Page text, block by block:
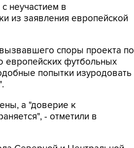
неучастием в
из заявления европейской
споры проекта по
европейских футбольных
попытки изуродовать
а "доверие к
- отметили в